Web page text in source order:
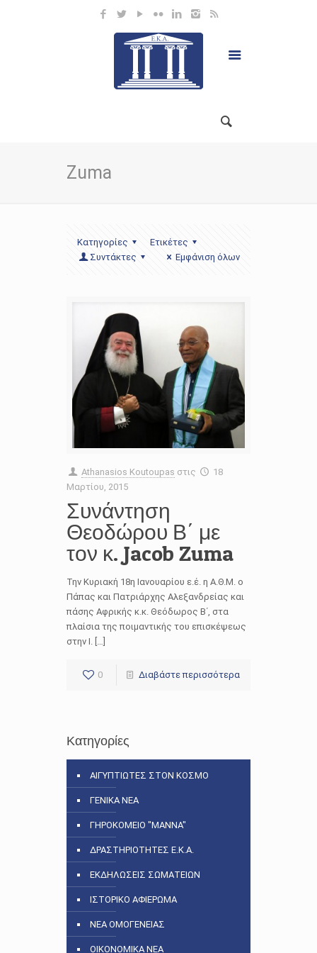
Zuma
Κατηγορίες
Ετικέτες
Συντάκτες
Εμφάνιση όλων
Athanasios Koutoupas στις
18
Μαρτίου, 2015
Συνάντηση
Θεοδώρου Β΄ με
τον κ. Jacob Zuma
Την Κυριακή 18η Ιανουαρίου ε.έ. η Α.Θ.Μ. ο
Πάπας και Πατριάρχης Αλεξανδρείας και
πάσης Αφρικής κ.κ. Θεόδωρος Β΄, στα
πλαίσια της ποιμαντικής του επισκέψεως
στην Ι. […]
0 Διαβάστε περισσότερα
Κατηγορίες
ΑΙΓΥΠΤΙΩΤΕΣ ΣΤΟΝ ΚΟΣΜΟ
ΓΕΝΙΚΑ ΝΕΑ
ΓΗΡΟΚΟΜΕΙΟ "ΜΑΝΝΑ"
ΔΡΑΣΤΗΡΙΟΤΗΤΕΣ Ε.Κ.Α.
ΕΚΔΗΛΩΣΕΙΣ ΣΩΜΑΤΕΙΩΝ
ΙΣΤΟΡΙΚΟ ΑΦΙΕΡΩΜΑ
ΝΕΑ ΟΜΟΓΕΝΕΙΑΣ
ΟΙΚΟΝΟΜΙΚΑ ΝΕΑ